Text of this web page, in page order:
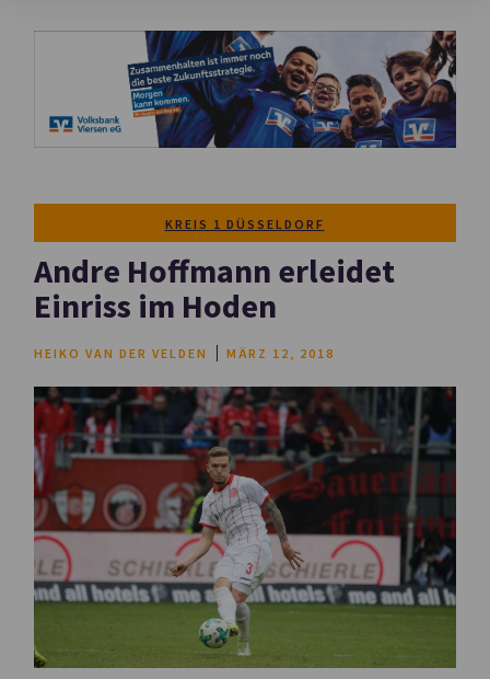
KREIS 1 DÜSSELDORF
Andre Hoffmann erleidet
Einriss im Hoden
HEIKO VAN DER VELDEN MÄRZ 12, 2018